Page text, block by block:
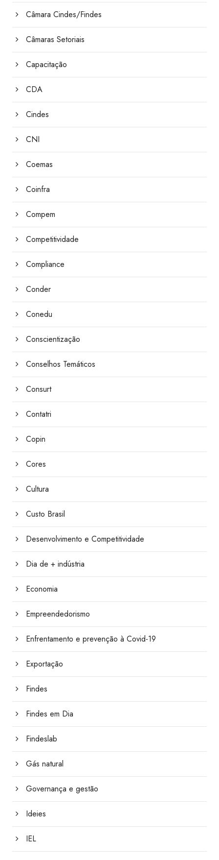
Câmara Cindes/Findes
Câmaras Setoriais
Capacitação
CDA
Cindes
CNI
Coemas
Coinfra
Compem
Competitividade
Compliance
Conder
Conedu
Conscientização
Conselhos Temáticos
Consurt
Contatri
Copin
Cores
Cultura
Custo Brasil
Desenvolvimento e Competitividade
Dia de + indústria
Economia
Empreendedorismo
Enfrentamento e prevenção à Covid-19
Exportação
Findes
Findes em Dia
Findeslab
Gás natural
Governança e gestão
Ideies
IEL